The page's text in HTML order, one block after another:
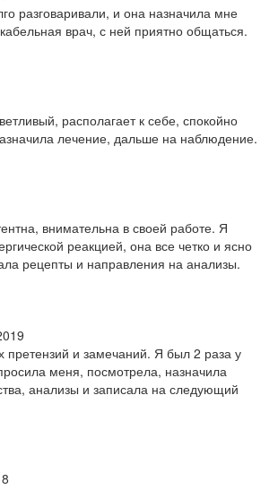
разговаривали, и она назначила мне
врач, с ней приятно общаться.
располагает к себе, спокойно
лечение, дальше на наблюдение.
внимательна в своей работе. Я
реакцией, она все четко и ясно
рецепты и направления на анализы.
претензий и замечаний. Я был 2 раза у
меня, посмотрела, назначила
анализы и записала на следующий